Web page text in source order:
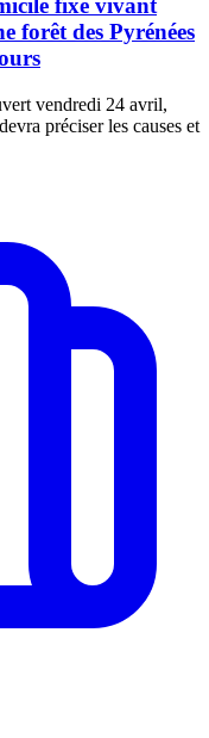
fixe vivant
forêt des Pyrénées
vendredi 24 avril,
préciser les causes et